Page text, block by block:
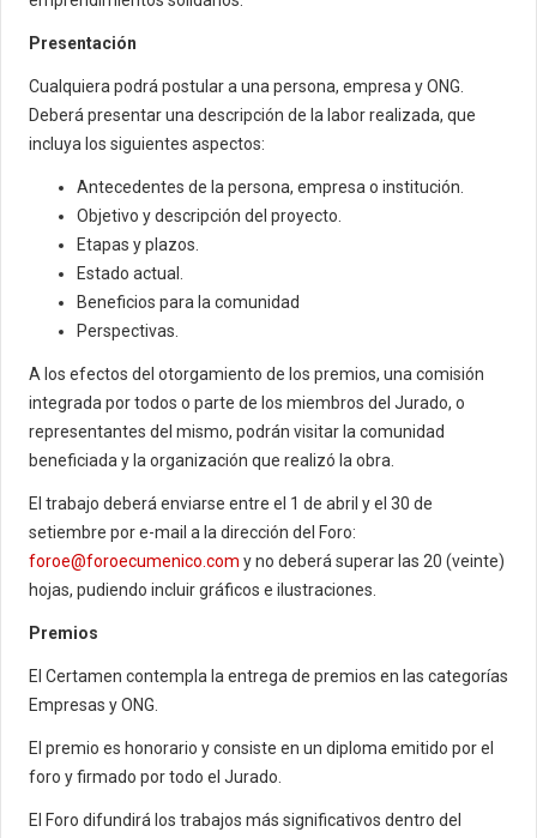
Presentación
Cualquiera podrá postular a una persona, empresa y ONG.
Deberá presentar una descripción de la labor realizada, que
incluya los siguientes aspectos:
Antecedentes de la persona, empresa o institución.
Objetivo y descripción del proyecto.
Etapas y plazos.
Estado actual.
Beneficios para la comunidad
Perspectivas.
A los efectos del otorgamiento de los premios, una comisión
integrada por todos o parte de los miembros del Jurado, o
representantes del mismo, podrán visitar la comunidad
beneficiada y la organización que realizó la obra.
El trabajo deberá enviarse entre el 1 de abril y el 30 de
setiembre por e-mail a la dirección del Foro:
foroe@foroecumenico.com y no deberá superar las 20 (veinte)
hojas, pudiendo incluir gráficos e ilustraciones.
Premios
El Certamen contempla la entrega de premios en las categorías
Empresas y ONG.
El premio es honorario y consiste en un diploma emitido por el
foro y firmado por todo el Jurado.
El Foro difundirá los trabajos más significativos dentro del